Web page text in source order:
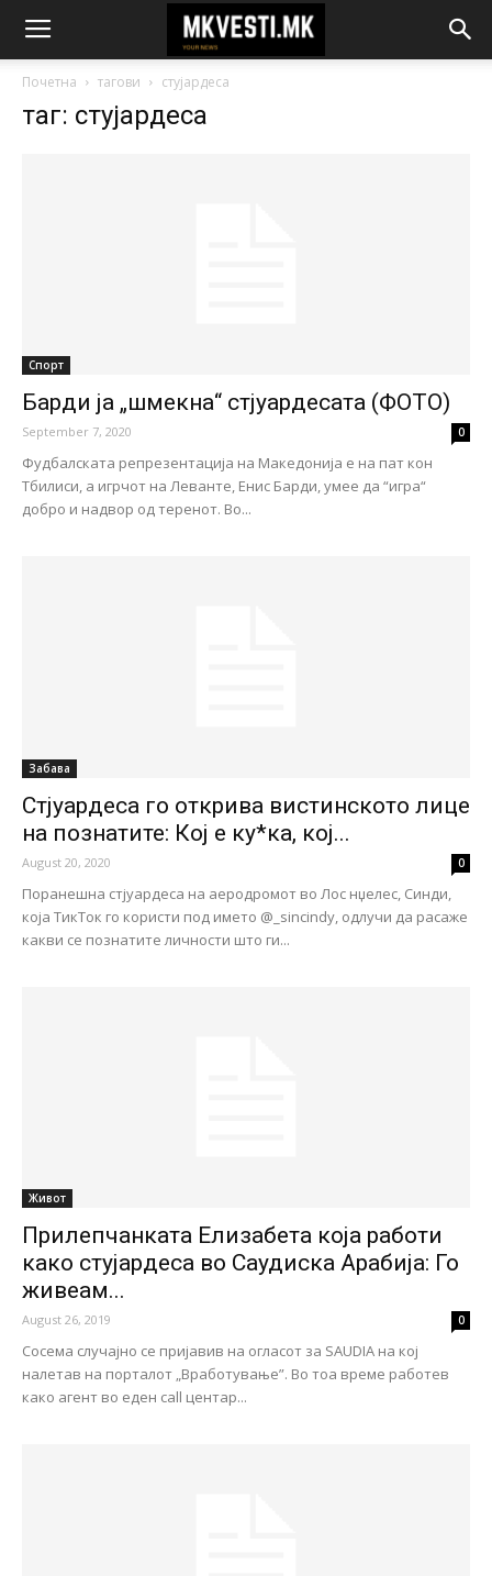
Почетна тагови стујардеса
таг: стујардеса
Спорт
Барди ја „шмекна“ стјуардесата (ФОТО)
September 7, 2020 0
Фудбалската репрезентација на Македонија е на пат кон
Тбилиси, а игрчот на Леванте, Енис Барди, умее да “игра“
добро и надвор од теренот. Во...
Забава
Стјуардеса го открива вистинското лице
на познатите: Кој е ку*ка, кој...
August 20, 2020 0
Поранешна стјуардеса на аеродромот во Лос нџелес, Синди,
која ТикТок го користи под името @_sincindy, одлучи да расаже
какви се познатите личности што ги...
Живот
Прилепчанката Елизабета која работи
како стујардеса во Саудиска Арабија: Го
живеам...
August 26, 2019 0
Сосема случајно се пријавив на огласот за SAUDIA на кој
налетав на порталот „Вработување”. Во тоа време работев
како агент во еден call центар...